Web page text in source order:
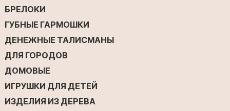
БРЕЛОКИ
ГУБНЫЕ ГАРМОШКИ
ДЕНЕЖНЫЕ ТАЛИСМАНЫ
ДЛЯ ГОРОДОВ
ДОМОВЫЕ
ИГРУШКИ ДЛЯ ДЕТЕЙ
ИЗДЕЛИЯ ИЗ ДЕРЕВА